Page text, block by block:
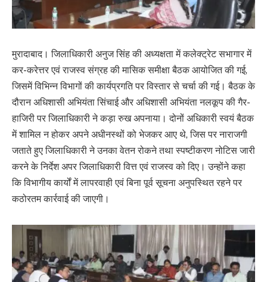
मुरादाबाद। जिलाधिकारी अनुज सिंह की अध्यक्षता में कलेक्ट्रेट सभागार में
कर-करेत्तर एवं राजस्व संग्रह की मासिक समीक्षा बैठक आयोजित की गई,
जिसमें विभिन्न विभागों की कार्यप्रगति पर विस्तार से चर्चा की गई। बैठक के
दौरान अधिशासी अभियंता सिंचाई और अधिशासी अभियंता नलकूप की गैर-
हाजिरी पर जिलाधिकारी ने कड़ा रुख अपनाया। दोनों अधिकारी स्वयं बैठक
में शामिल न होकर अपने अधीनस्थों को भेजकर आए थे, जिस पर नाराजगी
जताते हुए जिलाधिकारी ने उनका वेतन रोकने तथा स्पष्टीकरण नोटिस जारी
करने के निर्देश अपर जिलाधिकारी वित्त एवं राजस्व को दिए। उन्होंने कहा
कि विभागीय कार्यों में लापरवाही एवं बिना पूर्व सूचना अनुपस्थित रहने पर
कठोरतम कार्रवाई की जाएगी।